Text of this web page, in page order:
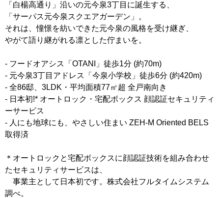
「白楊高通り」沿いの元今泉3丁目に誕生する、
「サーパス元今泉スクエアガーデン」。
それは、憧憬を紡いできた元今泉の風格を受け継ぎ、
やがて語り継がれる凛とした佇まいを。
- フードオアシス「OTANI」徒歩1分 (約70m)
- 元今泉3丁目アドレス「今泉小学校」徒歩6分 (約420m)
- 全86邸、3LDK・平均面積77㎡超 全戸南向き
- 日本初!* オートロック・宅配ボックス 顔認証セキュリティ
ーサービス
- 人にも地球にも、やさしい住まい ZEH-M Oriented BELS
取得済
＊オートロックと宅配ボックスに顔認証技術を組み合わせ
たセキュリティサービスは、
事業主として日本初です。株式会社フルタイムシステム
調べ。